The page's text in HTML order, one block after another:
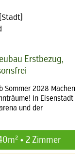
Erstbezug,
Sommer 2028 Machen
In Eisenstadt
und der
• 2 Zimmer